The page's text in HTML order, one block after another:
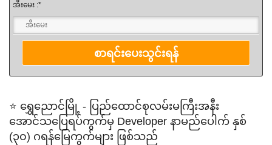
အီးမေး :*
⭐ ရွှေညောင်မြို့ - ပြည်ထောင်စုလမ်းမကြီးအနီး
အောင်သပြေရပ်ကွက်မှ Developer နာမည်ပေါက် နှစ်
(၃၀) ဂရန်မြေကွက်များ ဖြစ်သည်